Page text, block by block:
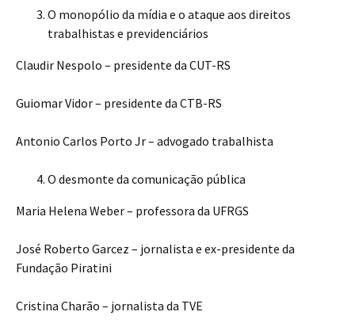
O monopólio da mídia e o ataque aos direitos
trabalhistas e previdenciários
Claudir Nespolo – presidente da CUT-RS
Guiomar Vidor – presidente da CTB-RS
Antonio Carlos Porto Jr – advogado trabalhista
O desmonte da comunicação pública
Maria Helena Weber – professora da UFRGS
José Roberto Garcez – jornalista e ex-presidente da
Fundação Piratini
Cristina Charão – jornalista da TVE